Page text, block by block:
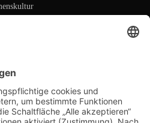
überzeugen